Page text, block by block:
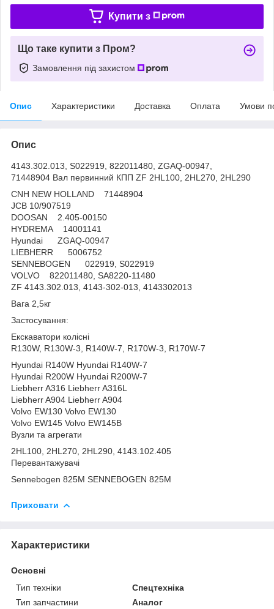
Купити з
Що таке купити з Пром?
Замовлення під захистом
Опис Характеристики Доставка Оплата Умови
Опис
4143.302.013, S022919, 822011480, ZGAQ-00947,
71448904 Вал первинний КПП ZF 2HL100, 2HL270, 2HL290
CNH NEW HOLLAND 71448904
JCB 10/907519
DOOSAN 2.405-00150
HYDREMA 14001141
Hyundai ZGAQ-00947
LIEBHERR 5006752
SENNEBOGEN 022919, S022919
VOLVO 822011480, SA8220-11480
ZF 4143.302.013, 4143-302-013, 4143302013
Вага 2,5кг
Застосування:
Екскаватори колісні
R130W, R130W-3, R140W-7, R170W-3, R170W-7
Hyundai R140W Hyundai R140W-7
Hyundai R200W Hyundai R200W-7
Liebherr A316 Liebherr A316L
Liebherr A904 Liebherr A904
Volvo EW130 Volvo EW130
Volvo EW145 Volvo EW145B
Вузли та агрегати
2HL100, 2HL270, 2HL290, 4143.102.405
Перевантажувачі
Sennebogen 825M SENNEBOGEN 825M
Приховати
Характеристики
Основні
Тип техніки
Спецтехніка
Тип запчастини
Аналог